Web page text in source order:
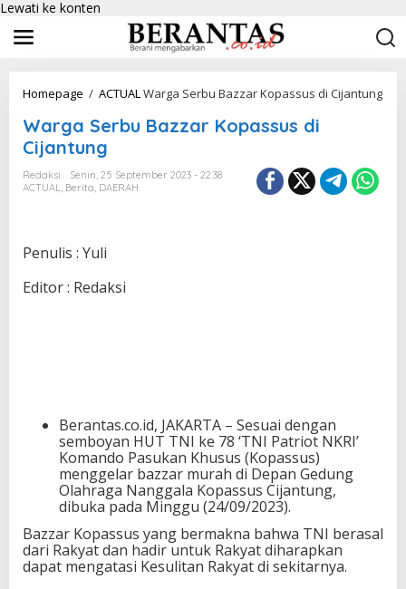
Lewati ke konten
Homepage / ACTUALWarga Serbu Bazzar Kopassus di Cijantung
Warga Serbu Bazzar Kopassus di
Cijantung
Redaksi
Senin, 25 September 2023 - 22:38
ACTUAL, Berita, DAERAH
Penulis : Yuli
Editor : Redaksi
Berantas.co.id, JAKARTA – Sesuai dengan
semboyan HUT TNI ke 78 ‘TNI Patriot NKRI’
Komando Pasukan Khusus (Kopassus)
menggelar bazzar murah di Depan Gedung
Olahraga Nanggala Kopassus Cijantung,
dibuka pada Minggu (24/09/2023).
Bazzar Kopassus yang bermakna bahwa TNI berasal
dari Rakyat dan hadir untuk Rakyat diharapkan
dapat mengatasi Kesulitan Rakyat di sekitarnya.